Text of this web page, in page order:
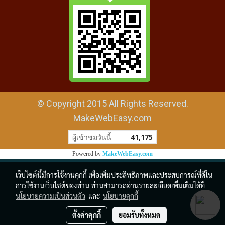
© Copyright 2015 All Rights Reserved.
MakeWebEasy.com
ผู้เข้าชมวันนี้ 41,175
Powered by MakeWebEasy.com
เว็บไซต์นี้มีการใช้งานคุกกี้ เพื่อเพิ่มประสิทธิภาพและประสบการณ์ที่ดีใน
การใช้งานเว็บไซต์ของท่าน ท่านสามารถอ่านรายละเอียดเพิ่มเติมได้ที่
นโยบายความเป็นส่วนตัว และ นโยบายคุกกี้
ตั้งค่าคุกกี้ ยอมรับทั้งหมด